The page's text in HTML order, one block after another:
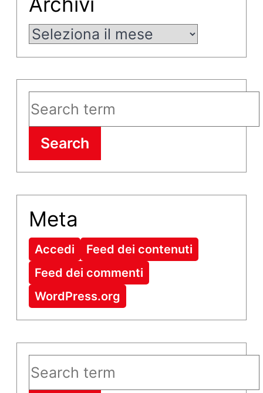
Archivi
Search
Meta
Accedi
Feed dei contenuti
Feed dei commenti
WordPress.org